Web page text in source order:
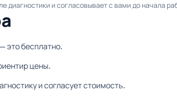
диагностики и согласовывает с вами до начала
это бесплатно.
цены.
и согласует стоимость.